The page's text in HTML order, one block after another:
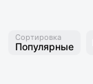
Сортировка
Популярные